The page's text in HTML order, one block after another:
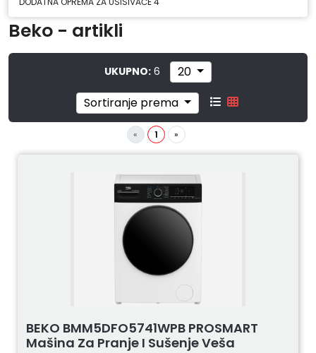
Beko - artikli
UKUPNO: 6
20
Sortiranje prema
« 1 »
BEKO BMM5DFO5741WPB PROSMART
Mašina Za Pranje I Sušenje Veša